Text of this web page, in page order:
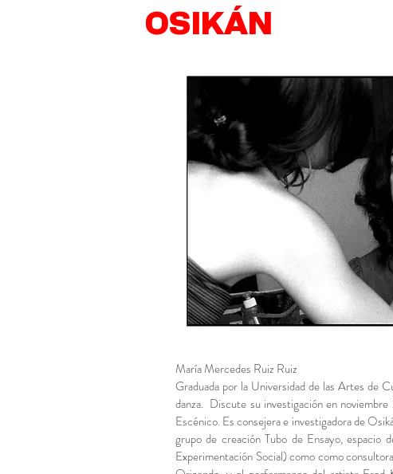
OSIKÁN
María Mercedes Ruiz Ruiz
Graduada por la Universidad de las Artes de
danza. Discute su investigación en
Escénico. Es consejera e investigadora de
grupo de creación Tubo de Ensayo, espacio
Experimentación Social) como como